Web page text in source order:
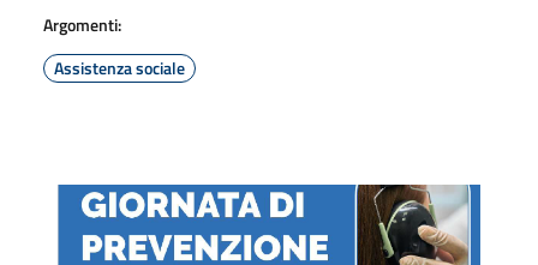
Argomenti:
Assistenza sociale